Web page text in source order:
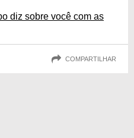
diz sobre você com as
COMPARTILHAR